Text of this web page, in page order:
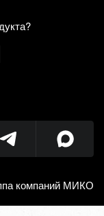
компаний МИКО